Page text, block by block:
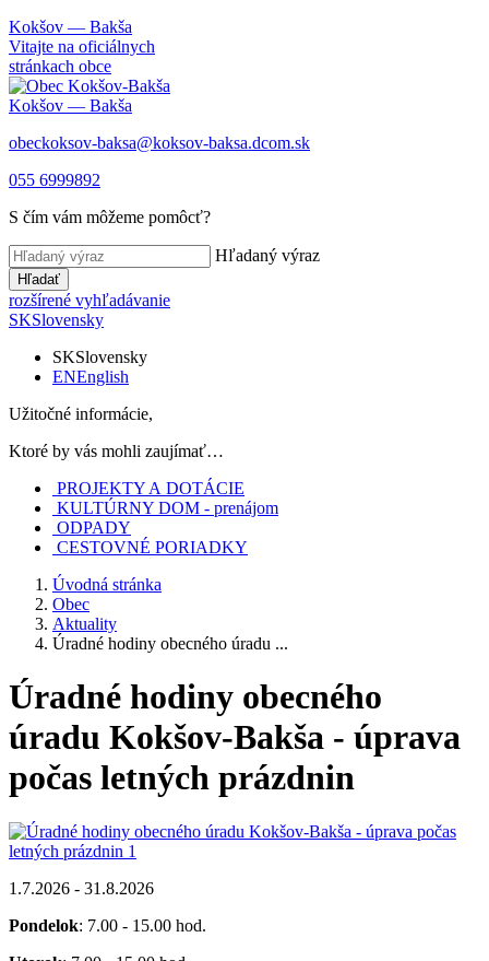
Kokšov — Bakša
Vitajte na oficiálnych
stránkach obce
Kokšov — Bakša
obeckoksov-baksa@koksov-baksa.dcom.sk
055 6999892
S čím vám môžeme pomôcť?
Hľadaný výraz
Hľadať
rozšírené vyhľadávanie
SKSlovensky
SKSlovensky
ENEnglish
Užitočné informácie,
Ktoré by vás mohli zaujímať…
PROJEKTY A DOTÁCIE
KULTÚRNY DOM - prenájom
ODPADY
CESTOVNÉ PORIADKY
Úvodná stránka
Obec
Aktuality
Úradné hodiny obecného úradu ...
Úradné hodiny obecného
úradu Kokšov-Bakša - úprava
počas letných prázdnin
1.7.2026 - 31.8.2026
Pondelok: 7.00 - 15.00 hod.